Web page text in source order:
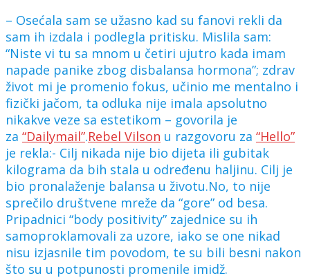
– Osećala sam se užasno kad su fanovi rekli da
sam ih izdala i podlegla pritisku. Mislila sam:
“Niste vi tu sa mnom u četiri ujutro kada imam
napade panike zbog disbalansa hormona”; zdrav
život mi je promenio fokus, učinio me mentalno i
fizički jačom, ta odluka nije imala apsolutno
nikakve veze sa estetikom – govorila je
za “Dailymail”.Rebel Vilson u razgovoru za “Hello”
je rekla:- Cilj nikada nije bio dijeta ili gubitak
kilograma da bih stala u određenu haljinu. Cilj je
bio pronalaženje balansa u životu.No, to nije
sprečilo društvene mreže da “gore” od besa.
Pripadnici “body positivity” zajednice su ih
samoproklamovali za uzore, iako se one nikad
nisu izjasnile tim povodom, te su bili besni nakon
što su u potpunosti promenile imidž.